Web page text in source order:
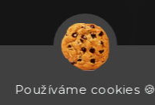
Používáme cookies 🍪